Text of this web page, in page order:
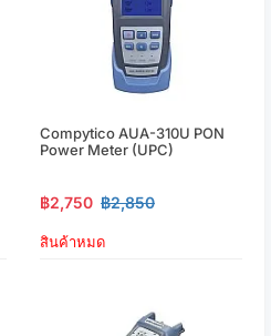
Compytico AUA-310U PON
Power Meter (UPC)
฿2,750 ฿2,850
สินค้าหมด